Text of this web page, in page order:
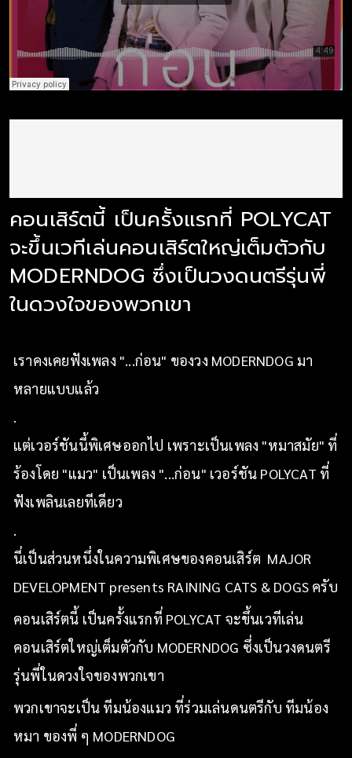
คอนเสิร์ตนี้ เป็นครั้งแรกที่ POLYCAT
จะขึ้นเวทีเล่นคอนเสิร์ตใหญ่เต็มตัวกับ
MODERNDOG ซึ่งเป็นวงดนตรีรุ่นพี่
ในดวงใจของพวกเขา
เราคงเคยฟังเพลง "...ก่อน" ของวง MODERNDOG มา
หลายแบบแล้ว
.
แต่เวอร์ชันนี้พิเศษออกไป เพราะเป็นเพลง "หมาสมัย" ที่
ร้องโดย "แมว" เป็นเพลง "...ก่อน" เวอร์ชัน POLYCAT ที่
ฟังเพลินเลยทีเดียว
.
นี่เป็นส่วนหนึ่งในความพิเศษของคอนเสิร์ต MAJOR
DEVELOPMENT presents RAINING CATS & DOGS ครับ
คอนเสิร์ตนี้ เป็นครั้งแรกที่ POLYCAT จะขึ้นเวทีเล่น
คอนเสิร์ตใหญ่เต็มตัวกับ MODERNDOG ซึ่งเป็นวงดนตรี
รุ่นพี่ในดวงใจของพวกเขา
พวกเขาจะเป็น ทีมน้องแมว ที่ร่วมเล่นดนตรีกับ ทีมน้อง
หมา ของพี่ ๆ MODERNDOG